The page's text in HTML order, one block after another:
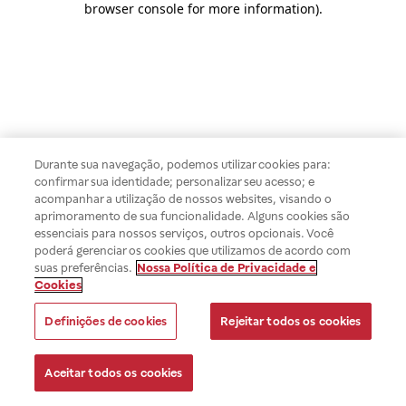
browser console for more information).
Durante sua navegação, podemos utilizar cookies para:
confirmar sua identidade; personalizar seu acesso; e
acompanhar a utilização de nossos websites, visando o
aprimoramento de sua funcionalidade. Alguns cookies são
essenciais para nossos serviços, outros opcionais. Você
poderá gerenciar os cookies que utilizamos de acordo com
suas preferências. Nossa Política de Privacidade e
Cookies
Definições de cookies Rejeitar todos os cookies
Aceitar todos os cookies